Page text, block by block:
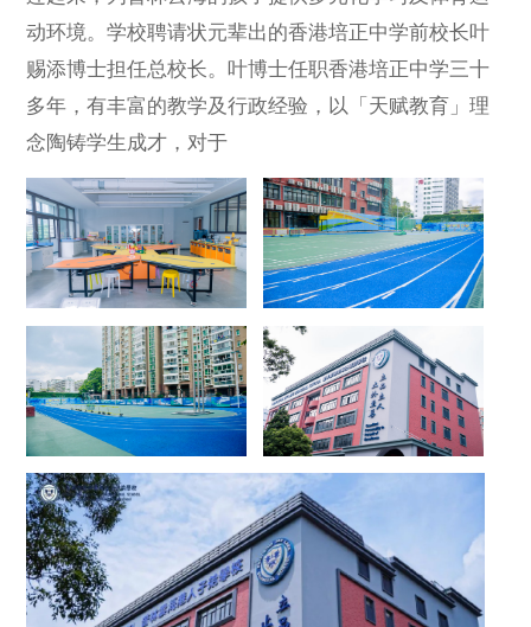
动环境。学校聘请状元辈出的香港培正中学前校长叶
赐添博士担任总校长。叶博士任职香港培正中学三十
多年，有丰富的教学及行政经验，以「天赋教育」理
念陶铸学生成才，对于